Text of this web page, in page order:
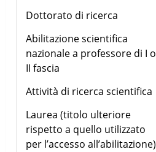
Dottorato di ricerca
Abilitazione scientifica
nazionale a professore di I o
II fascia
Attività di ricerca scientifica
Laurea (titolo ulteriore
rispetto a quello utilizzato
per l’accesso all’abilitazione)